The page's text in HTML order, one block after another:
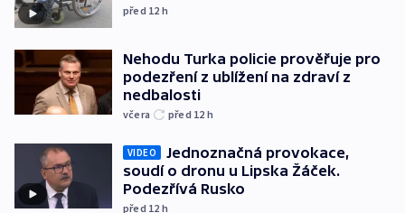
před 12 h
Nehodu Turka policie prověřuje pro
podezření z ublížení na zdraví z
nedbalosti
včera před 12 h
VIDEO
Jednoznačná provokace,
soudí o dronu u Lipska Žáček.
Podezřívá Rusko
před 12 h